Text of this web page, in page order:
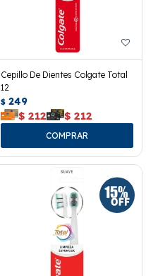
Cepillo De Dientes Colgate Total
12
$ 249
$ 212 $ 212